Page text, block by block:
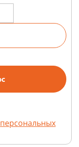
персональных